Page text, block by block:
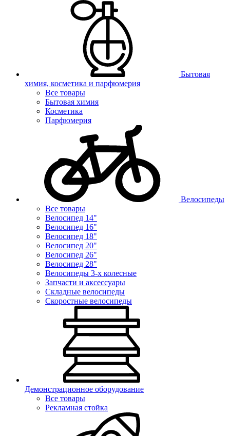
Бытовая
химия, косметика и парфюмерия
Все товары
Бытовая химия
Косметика
Парфюмерия
Велосипеды
Все товары
Велосипед 14"
Велосипед 16"
Велосипед 18"
Велосипед 20"
Велосипед 26"
Велосипед 28"
Велосипеды 3-х колесные
Запчасти и аксессуары
Складные велосипеды
Скоростные велосипеды
Демонстрационное оборудование
Все товары
Рекламная стойка